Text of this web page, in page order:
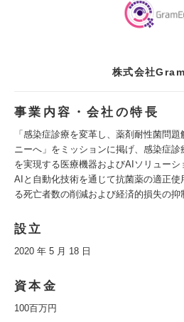
株式会社
事業内容・会社の特長
「感染症診療を変革し、薬剤耐性菌問
ニーへ」をミッションに掲げ、感染症
を実現する医療機器およびAIソリューシ
AIと自動化技術を通じて抗菌薬の適正使
る死亡者数の削減および経済的損失の抑
設立
2020 年 5 月 18 日
資本金
100百万円